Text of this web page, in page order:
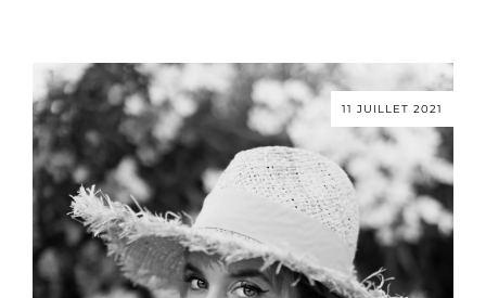
11 JUILLET 2021